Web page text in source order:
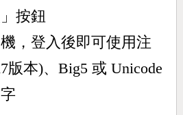
按鈕
，登入後即可使用注
版本)、Big5 或 Unicode